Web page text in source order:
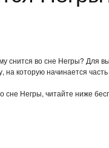
снится во сне Негры? Для
на которую начинается
сне Негры, читайте ниже